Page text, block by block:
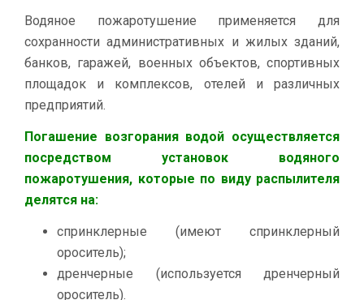
Водяное пожаротушение применяется для
сохранности административных и жилых зданий,
банков, гаражей, военных объектов, спортивных
площадок и комплексов, отелей и различных
предприятий.
Погашение возгорания водой осуществляется
посредством установок водяного
пожаротушения, которые по виду распылителя
делятся на:
спринклерные (имеют спринклерный
ороситель);
дренчерные (используется дренчерный
ороситель).